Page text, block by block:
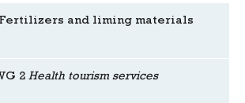
Fertilizers and liming materials
2 Health tourism services